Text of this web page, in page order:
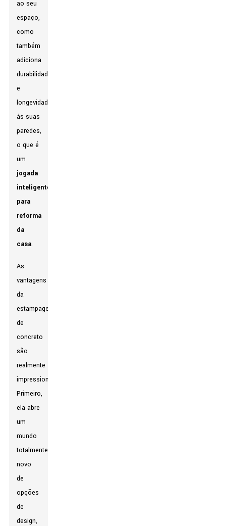
ao seu
espaço,
como
também
adiciona
durabilidade
e
longevidade
às suas
paredes,
o que é
um
jogada
inteligente
para
reforma
da
casa.
As
vantagens
da
estampagem
de
concreto
são
realmente
impressionantes.
Primeiro,
ela abre
um
mundo
totalmente
novo
de
opções
de
design,